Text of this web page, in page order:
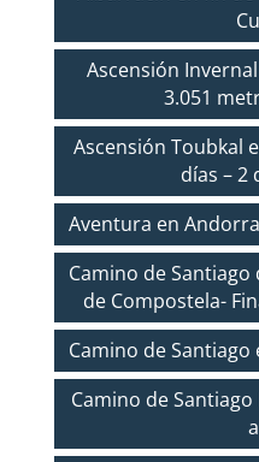
Ascensión
3.051
Ascensión Toubkal
días – 2
Aventura en
Camino de Santiago
de Compostela-
Camino de Santiago
Camino de